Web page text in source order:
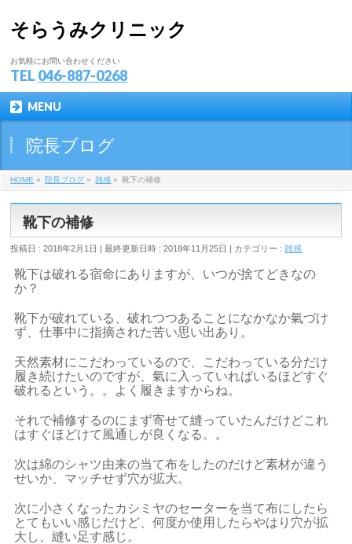
そらうみクリニック
お気軽にお問い合わせください
TEL 046-887-0268
MENU
院長ブログ
HOME » 院長ブログ » 雑感 » 靴下の補修
靴下の補修
投稿日 : 2018年2月1日 最終更新日時 : 2018年11月25日 カテゴリー :雑感
靴下は破れる宿命にありますが、いつが捨てどきなの
か？
靴下が破れている、破れつつあることになかなか氣づけ
ず、仕事中に指摘された苦い思い出あり。
天然素材にこだわっているので、こだわっている分だけ
履き続けたいのですが、氣に入っていればいるほどすぐ
破れるという。。よく履きますからね。
それで補修するのにまず寄せて縫っていたんだけどこれ
はすぐほどけて風通しが良くなる。。
次は綿のシャツ由来の当て布をしたのだけど素材が違う
せいか、マッチせず穴が拡大。
次に小さくなったカシミヤのセーターを当て布にしたら
とてもいい感じだけど、何度か使用したらやはり穴が拡
大し、縫い足す感じ。